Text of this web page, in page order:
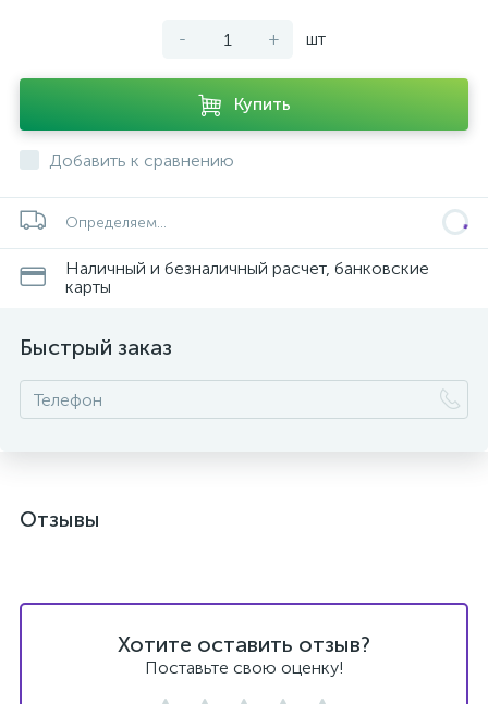
- + шт
Купить
Добавить к сравнению
Определяем...
Наличный и безналичный расчет, банковские
карты
Быстрый заказ
Отзывы
Хотите оставить отзыв?
Поставьте свою оценку!